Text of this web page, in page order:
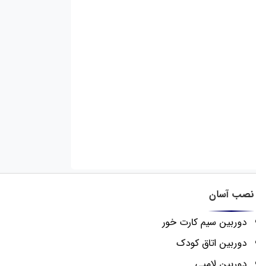
نصب آسان
دوربین سیم کارت خور
دوربین اتاق کودک